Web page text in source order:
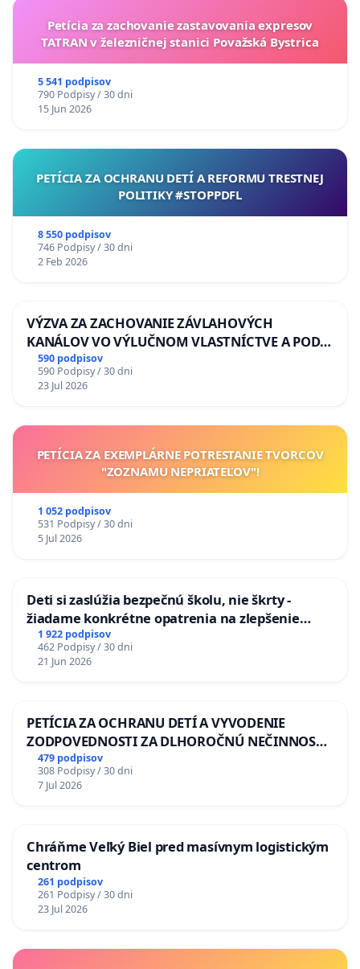
Petícia za zachovanie zastavovania expresov
TATRAN v železničnej stanici Považská Bystrica
5 541 podpisov
790 Podpisy / 30 dni
15 Jun 2026
PETÍCIA ZA OCHRANU DETÍ A REFORMU TRESTNEJ
POLITIKY #STOPPDFL
8 550 podpisov
746 Podpisy / 30 dni
2 Feb 2026
VÝZVA ZA ZACHOVANIE ZÁVLAHOVÝCH
KANÁLOV VO VÝLUČNOM VLASTNÍCTVE A POD
KONTROLOU SLOVENSKEJ REPUBLIKY & žiadosť
na riešenie zanedbaného stavu závlahových a
odvodňovacích kanálov na Slovensku
590 podpisov
590 Podpisy / 30 dni
23 Jul 2026
PETÍCIA ZA EXEMPLÁRNE POTRESTANIE TVORCOV
"ZOZNAMU NEPRIATEĽOV"!
1 052 podpisov
531 Podpisy / 30 dni
5 Jul 2026
Deti si zaslúžia bezpečnú školu, nie škrty -
žiadame konkrétne opatrenia na zlepšenie
situácie v školstve
1 922 podpisov
462 Podpisy / 30 dni
21 Jun 2026
PETÍCIA ZA OCHRANU DETÍ A VYVODENIE
ZODPOVEDNOSTI ZA DLHOROČNÚ NEČINNOSŤ
A ZLYHANIE ŠTÁTU
479 podpisov
308 Podpisy / 30 dni
7 Jul 2026
Chráňme Veľký Biel pred masívnym logistickým
centrom
261 podpisov
261 Podpisy / 30 dni
23 Jul 2026